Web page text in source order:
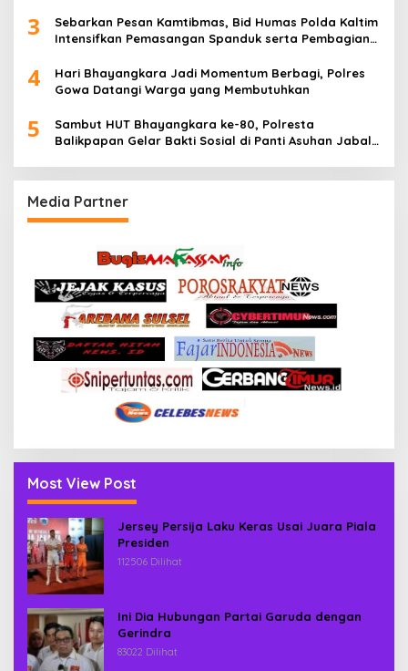
3
Sebarkan Pesan Kamtibmas, Bid Humas Polda Kaltim
Intensifkan Pemasangan Spanduk serta Pembagian
4
Hari Bhayangkara Jadi Momentum Berbagi, Polres
Gowa Datangi Warga yang Membutuhkan
5
Sambut HUT Bhayangkara ke-80, Polresta
Balikpapan Gelar Bakti Sosial di Panti Asuhan Jabal
Media Partner
Most View Post
Jersey Persija Laku Keras Usai Juara Piala
Presiden
112506 Dilihat
Ini Dia Hubungan Partai Garuda dengan
Gerindra
83022 Dilihat